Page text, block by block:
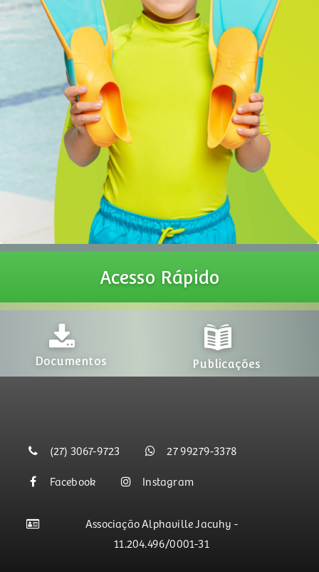
Acesso Rápido
Documentos Publicações
(27) 3067-9723 27 99279-3378
Facebook Instagram
Associação Alphaville Jacuhy -
11.204.496/0001-31